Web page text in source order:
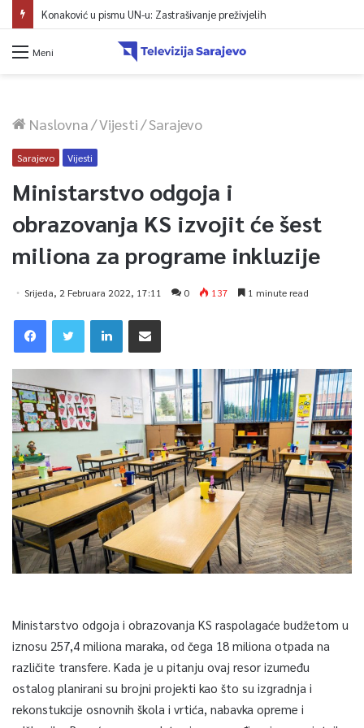
Konaković u pismu UN-u: Zastrašivanje preživjelih
Meni
Naslovna/Vijesti/Sarajevo
Sarajevo Vijesti
Ministarstvo odgoja i
obrazovanja KS izvojit će šest
miliona za programe inkluzije
Srijeda, 2 Februara 2022, 17:11 0 137 1 minute read
Ministarstvo odgoja i obrazovanja KS raspolagaće budžetom u
iznosu 257,4 miliona maraka, od čega 18 miliona otpada na
različite transfere. Kada je u pitanju ovaj resor izumeđu
ostalog planirani su brojni projekti kao što su izgradnja i
rekonstukcije osnovnih škola i vrtića, nabavka opreme i